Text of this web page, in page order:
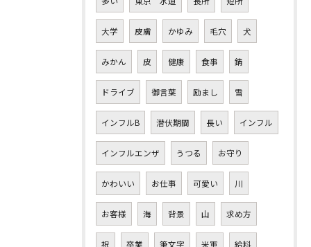
大学 皮膚 かゆみ 毛穴 犬
みかん 皮 健康 食事 錆
ドライブ 御言葉 励まし 雪
インフルB 潜伏期間 長い インフル
インフルエンザ うつる お守り
かわいい お仕事 可愛い 川
お客様 海 背景 山 求め方
祝 卒業 筆文字 米軍 給料